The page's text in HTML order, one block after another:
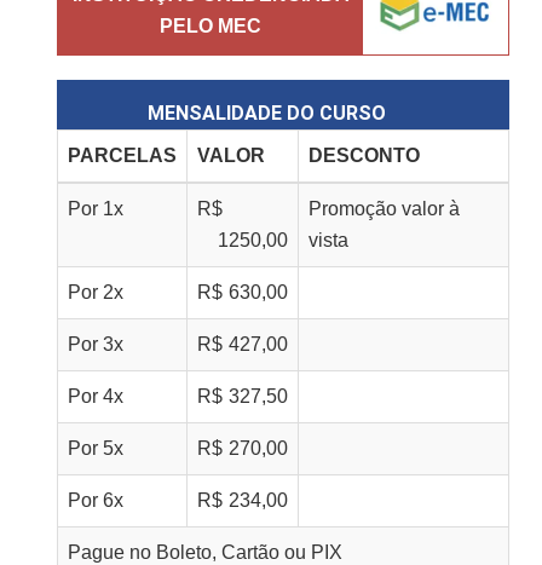
PELO MEC
MENSALIDADE DO CURSO
PARCELAS VALOR DESCONTO
Por 1x
R$
1250,00
Promoção valor à
vista
Por 2x R$ 630,00
Por 3x R$ 427,00
Por 4x R$ 327,50
Por 5x R$ 270,00
Por 6x R$ 234,00
Pague no Boleto, Cartão ou PIX